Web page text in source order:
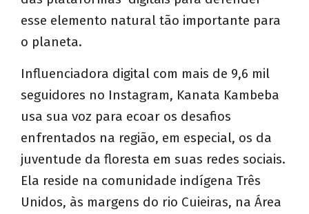
esse elemento natural tão importante para
o planeta.
Influenciadora digital com mais de 9,6 mil
seguidores no Instagram, Kanata Kambeba
usa sua voz para ecoar os desafios
enfrentados na região, em especial, os da
juventude da floresta em suas redes sociais.
Ela reside na comunidade indígena Três
Unidos, às margens do rio Cuieiras, na Área